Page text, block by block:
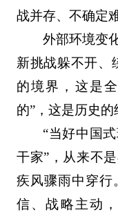
战并存、不确定
外部环境变
新挑战躲不开
的境界，这是
的”，这是历史的
“当好中国
干家”，从来不
疾风骤雨中穿行
信、战略主动